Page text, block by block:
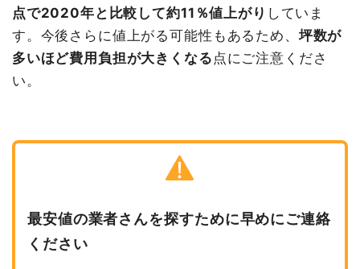
点で2020年と比較して約11％値上がり していま
す。今後さらに値上がる可能性もあるため、 坪数が
多いほど費用負担が大きくなる 点にご注意くださ
い。
最安値の業者さんを探すために早めにご連絡
ください